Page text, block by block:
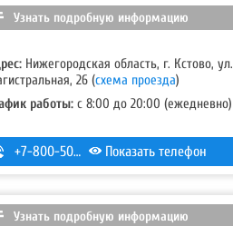
Узнать подробную информацию
Нижегородская область, г. Кстово, ул.
26(схема проезда)
работы: с 8:00 до 20:00 (ежедневно)
+7-800-500-32-89 ,+7 (831) 232-40-20
Показать телефон
Узнать подробную информацию